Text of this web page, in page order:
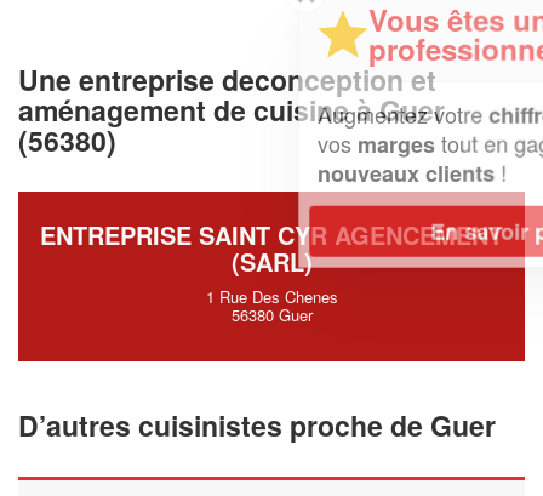
Une entreprise deconception et
aménagement de cuisine à Guer
(56380)
ENTREPRISE SAINT CYR AGENCEMENT
(SARL)
1 Rue Des Chenes
56380 Guer
D’autres cuisinistes proche de Guer
Vous êtes un
professionnel ?
Augmentez votrechiffre d'affaireset
tout en gagnant de
nouveaux clients!
En savoir plus